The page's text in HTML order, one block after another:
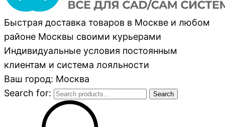
Быстрая доставка товаров в Москве и любом
районе Москвы своими курьерами
Индивидуальные условия постоянным
клиентам и система лояльности
Ваш город: Москва
Search for:
Search